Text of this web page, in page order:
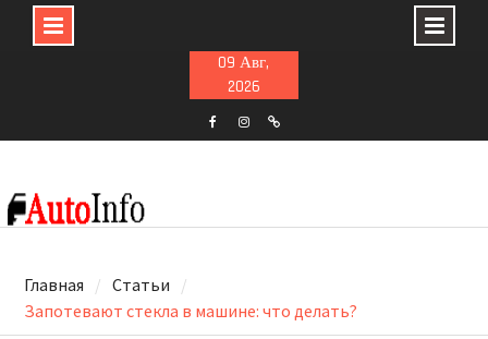
09 Авг,
2026
Главная
Статьи
Запотевают стекла в машине: что делать?